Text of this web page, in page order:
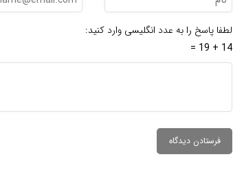
لطفا پاسخ را به عدد انگلیسی وارد کنید:
14 + 19 =